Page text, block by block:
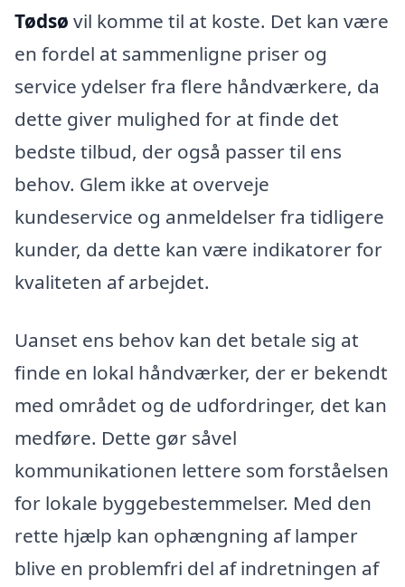
Tødsø vil komme til at koste. Det kan være
en fordel at sammenligne priser og
service ydelser fra flere håndværkere, da
dette giver mulighed for at finde det
bedste tilbud, der også passer til ens
behov. Glem ikke at overveje
kundeservice og anmeldelser fra tidligere
kunder, da dette kan være indikatorer for
kvaliteten af arbejdet.
Uanset ens behov kan det betale sig at
finde en lokal håndværker, der er bekendt
med området og de udfordringer, det kan
medføre. Dette gør såvel
kommunikationen lettere som forståelsen
for lokale byggebestemmelser. Med den
rette hjælp kan ophængning af lamper
blive en problemfri del af indretningen af